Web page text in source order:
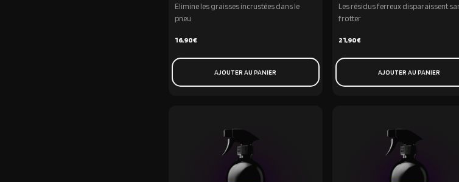
Elimine les graisses incrustées dans le
pneu
16,90€
AJOUTER AU PANIER
Les résidus ferreux disparaissent
frotter
21,90€
AJOUTER AU PANIER